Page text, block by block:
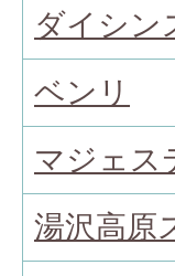
ダイシン
ベンリ
マジェス
湯沢高原